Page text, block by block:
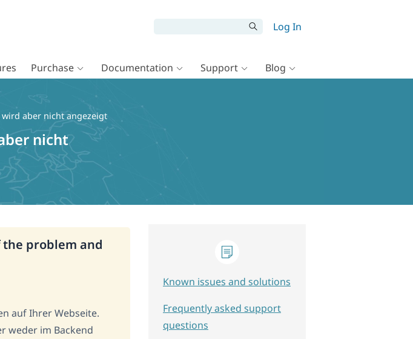
Log In
Purchase Documentation Support Blog
aber nicht angezeigt
nicht
problem and
auf Ihrer Webseite.
weder im Backend
Known issues and solutions
Frequently asked support
questions